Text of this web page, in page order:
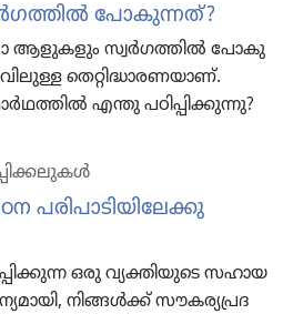
പോകുന്നത്‌?
ആളുക​ളും സ്വർഗ​ത്തിൽ പോകു​
തെറ്റി​ദ്ധാ​ര​ണ​യാണ്‌.
എന്തു പഠിപ്പി​ക്കു​ന്നു?
പരിപാ​ടി​യി​ലേക്കു
ഒരു വ്യക്തി​യു​ടെ സഹായ​
നിങ്ങൾക്ക്‌ സൗകര്യ​പ്ര​ദ​